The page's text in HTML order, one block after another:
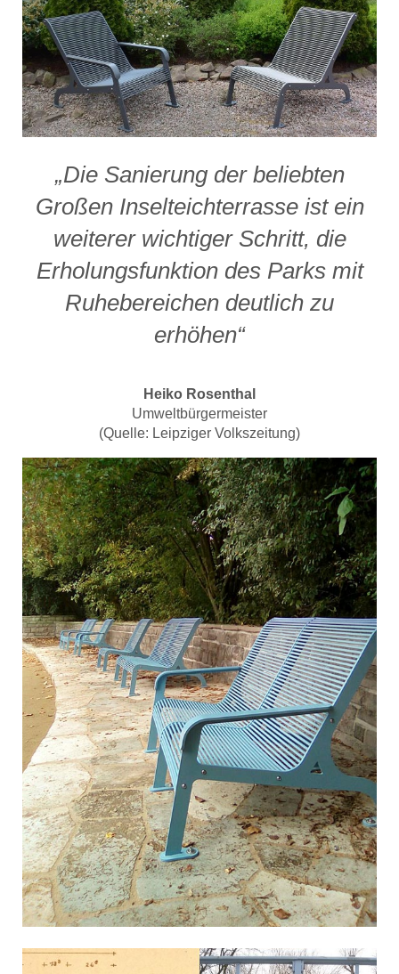
„Die Sanierung der beliebten
Großen Inselteichterrasse ist ein
weiterer wichtiger Schritt, die
Erholungsfunktion des Parks mit
Ruhebereichen deutlich zu
erhöhen“
Heiko Rosenthal
Umweltbürgermeister
(Quelle: Leipziger Volkszeitung)